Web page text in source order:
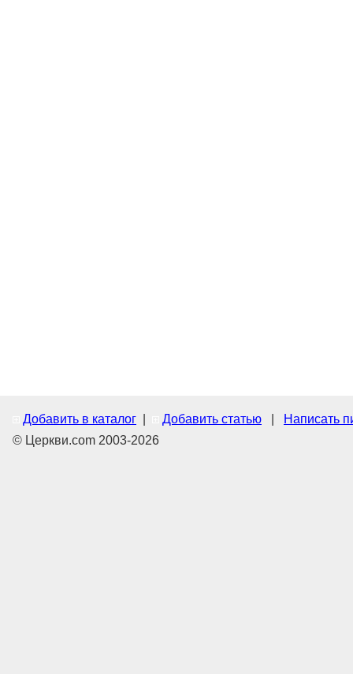
Добавить в каталог Добавить статью
Написать
© Церкви.com 2003-2026